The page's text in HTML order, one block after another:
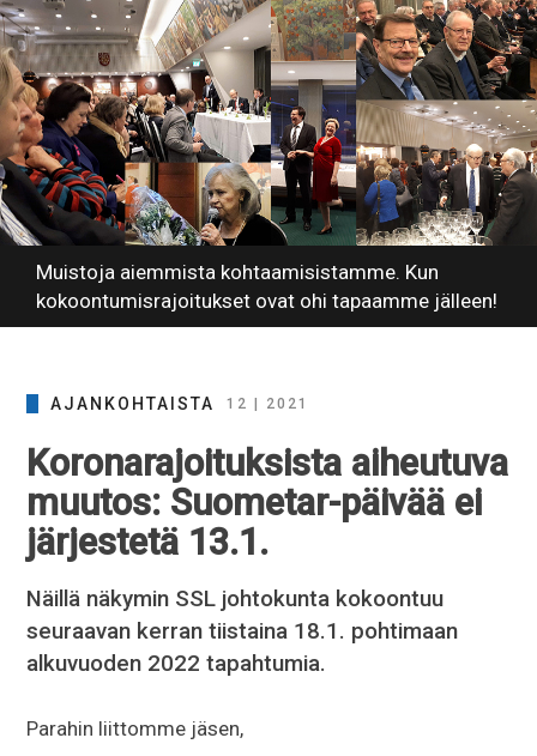
Muistoja aiemmista kohtaamisistamme. Kun
kokoontumisrajoitukset ovat ohi tapaamme jälleen!
AJANKOHTAISTA 12 | 2021
Koronarajoituksista aiheutuva
muutos: Suometar-päivää ei
järjestetä 13.1.
Näillä näkymin SSL johtokunta kokoontuu
seuraavan kerran tiistaina 18.1. pohtimaan
alkuvuoden 2022 tapahtumia.
Parahin liittomme jäsen,